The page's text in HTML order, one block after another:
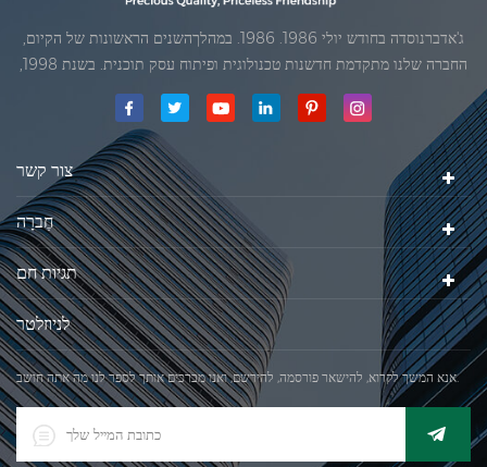
ג'אדברנוסדה בחודש יולי 1986. 1986. במהלךהשנים הראשונות של הקיום,
החברה שלנו מתקדמת חדשנות טכנולוגית ופיתוח עסק תוכנית. בשנת 1998,
החברה שלנו השיגה את המטרה האיכותי, כאשר הראשון של המוצרים שלנו
ג'אדברסולם ושות 'בע"מהיה
צור קשר
חֶברָה
תגיות חם
לניוזלטר
אנא המשך לקרוא, להישאר פורסמה, להירשם, ואנו מברכים אותך לספר לנו מה אתה חושב.